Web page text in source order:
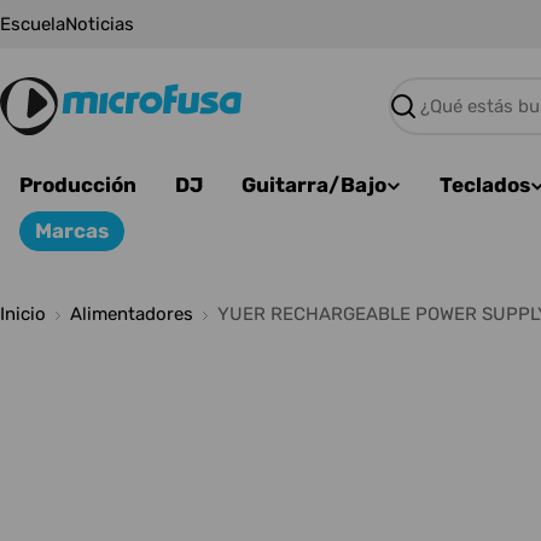
Saltar
EscuelaNoticias
Buscar
Producción DJ Guitarra/Bajo Teclados
Marcas
Inicio Alimentadores YUER RECHARGEABLE POWER